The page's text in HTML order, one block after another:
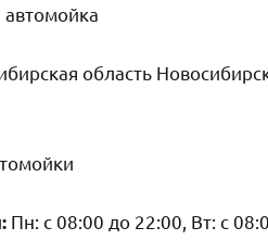
автомойка
область
Пн: с 08:00 до 22:00, Вт: с